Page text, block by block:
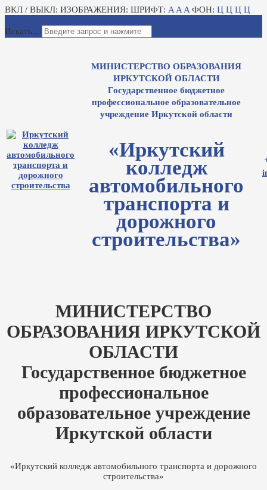
ВКЛ / ВЫКЛ: ИЗОБРАЖЕНИЯ: ШРИФТ: A A A ФОН: Ц Ц Ц Ц
Искать...
МИНИСТЕРСТВО ОБРАЗОВАНИЯ
ИРКУТСКОЙ ОБЛАСТИ
Государственное бюджетное
профессиональное образовательное
учреждение Иркутской области
«Иркутский
колледж
автомобильного
транспорта и
дорожного
строительства»
МИНИСТЕРСТВО
ОБРАЗОВАНИЯ ИРКУТСКОЙ
ОБЛАСТИ
Государственное бюджетное
профессиональное
образовательное учреждение
Иркутской области
«Иркутский колледж автомобильного транспорта и дорожного
строительства»